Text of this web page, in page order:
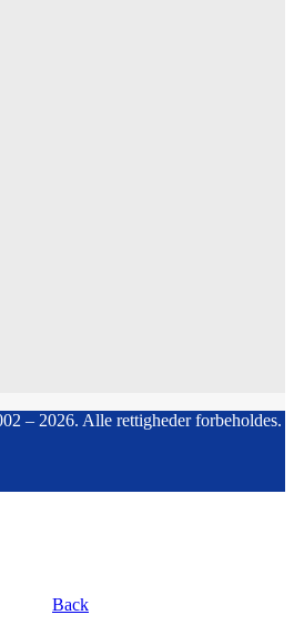
– 2026. Alle rettigheder forbeholdes.
Back